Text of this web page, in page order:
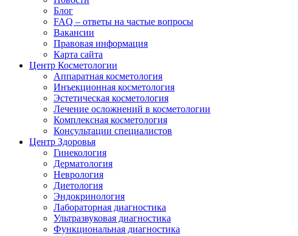
Блог
FAQ – ответы на частые вопросы
Вакансии
Правовая информация
Карта сайта
Центр Косметологии
Аппаратная косметология
Инъекционная косметология
Эстетическая косметология
Лечение осложнений в косметологии
Комплексная косметология
Консультации специалистов
Центр Здоровья
Гинекология
Дерматология
Неврология
Диетология
Эндокринология
Лабораторная диагностика
Ультразвуковая диагностика
Функциональная диагностика